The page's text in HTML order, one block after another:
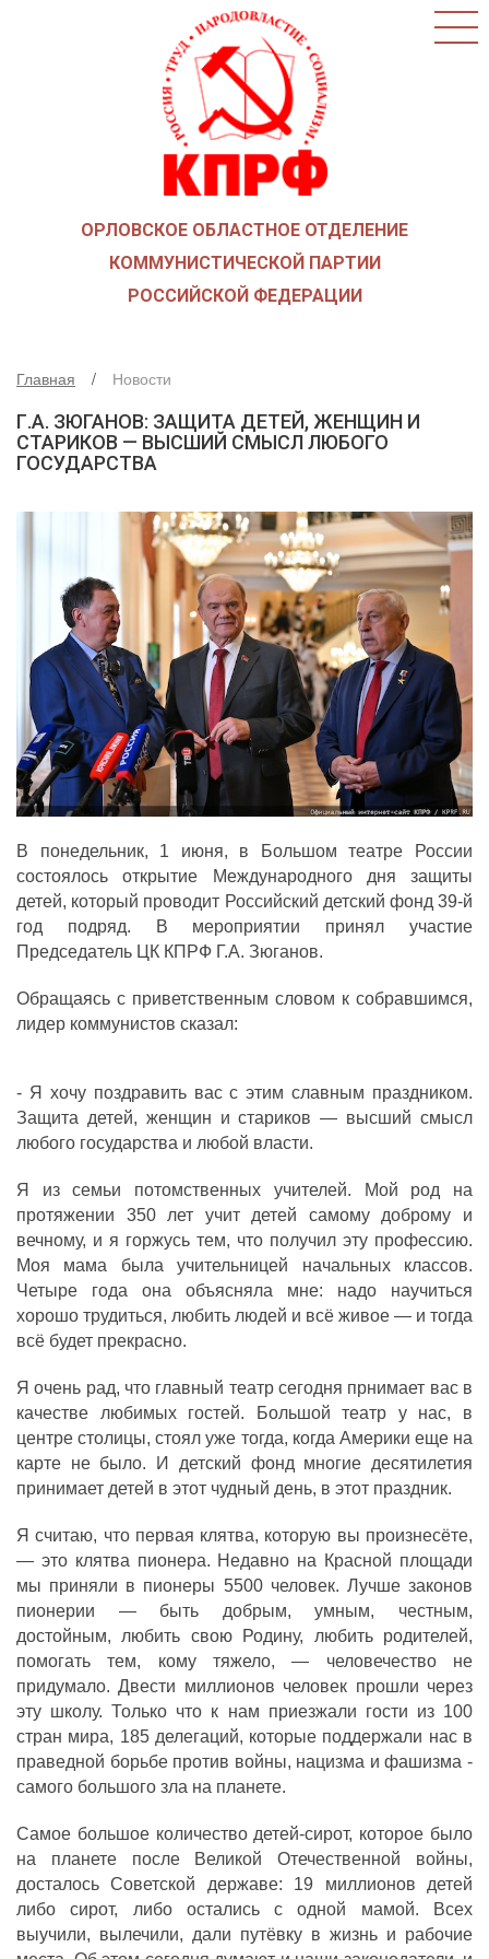
КАК ВСТУПИТЬ В КПРФ
ОБЩЕСТВЕННЫЕ ОРГАНИЗАЦИИ
СОЮЗ СОВЕТСКИХ ОФИЦЕРОВ В ПОДДЕРЖКУ
АРМИИ И ФЛОТА
ОРЛОВСКИЙ ОБЛАСТНОЙ СОВЕТ
ОРЛОВСКИЙ ГОРОДСКОЙ СОВЕТ
САМОУПРАВЛЕНИЯ
ПАРТИЙНАЯ ПЕЧАТЬ
ПАРТИЙНАЯ ЖИЗНЬ
МЕСТНЫЕ ОТДЕЛЕНИЯ
КОНТАКТЫ
КПРФ ПРОФ
г. Орел, ул. Ковальская, д. 5
8 (4862) 77-88-99
Вход Регистрация
ОРЛОВСКОЕ ОБЛАСТНОЕ ОТДЕЛЕНИЕ
КОММУНИСТИЧЕСКОЙ ПАРТИИ
РОССИЙСКОЙ ФЕДЕРАЦИИ
Главная Новости
Г.А. ЗЮГАНОВ: ЗАЩИТА ДЕТЕЙ, ЖЕНЩИН И
СТАРИКОВ — ВЫСШИЙ СМЫСЛ ЛЮБОГО
ГОСУДАРСТВА
В понедельник, 1 июня, в Большом театре России
состоялось открытие Международного дня защиты
детей, который проводит Российский детский фонд 39-й
год подряд. В мероприятии принял участие
Председатель ЦК КПРФ Г.А. Зюганов.
Обращаясь с приветственным словом к собравшимся,
лидер коммунистов сказал:
- Я хочу поздравить вас с этим славным праздником.
Защита детей, женщин и стариков — высший смысл
любого государства и любой власти.
Я из семьи потомственных учителей. Мой род на
протяжении 350 лет учит детей самому доброму и
вечному, и я горжусь тем, что получил эту профессию.
Моя мама была учительницей начальных классов.
Четыре года она объясняла мне: надо научиться
хорошо трудиться, любить людей и всё живое — и тогда
всё будет прекрасно.
Я очень рад, что главный театр сегодня прнимает вас в
качестве любимых гостей. Большой театр у нас, в
центре столицы, стоял уже тогда, когда Америки еще на
карте не было. И детский фонд многие десятилетия
принимает детей в этот чудный день, в этот праздник.
Я считаю, что первая клятва, которую вы произнесёте,
— это клятва пионера. Недавно на Красной площади
мы приняли в пионеры 5500 человек. Лучше законов
пионерии — быть добрым, умным, честным,
достойным, любить свою Родину, любить родителей,
помогать тем, кому тяжело, — человечество не
придумало. Двести миллионов человек прошли через
эту школу. Только что к нам приезжали гости из 100
стран мира, 185 делегаций, которые поддержали нас в
праведной борьбе против войны, нацизма и фашизма -
самого большого зла на планете.
Самое большое количество детей-сирот, которое было
на планете после Великой Отечественной войны,
досталось Советской державе: 19 миллионов детей
либо сирот, либо остались с одной мамой. Всех
выучили, вылечили, дали путёвку в жизнь и рабочие